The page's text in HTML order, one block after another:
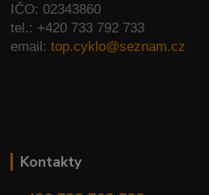
IČO: 02343860
tel.: +420 733 792 733
email:top.cyklo@seznam.cz
Kontakty